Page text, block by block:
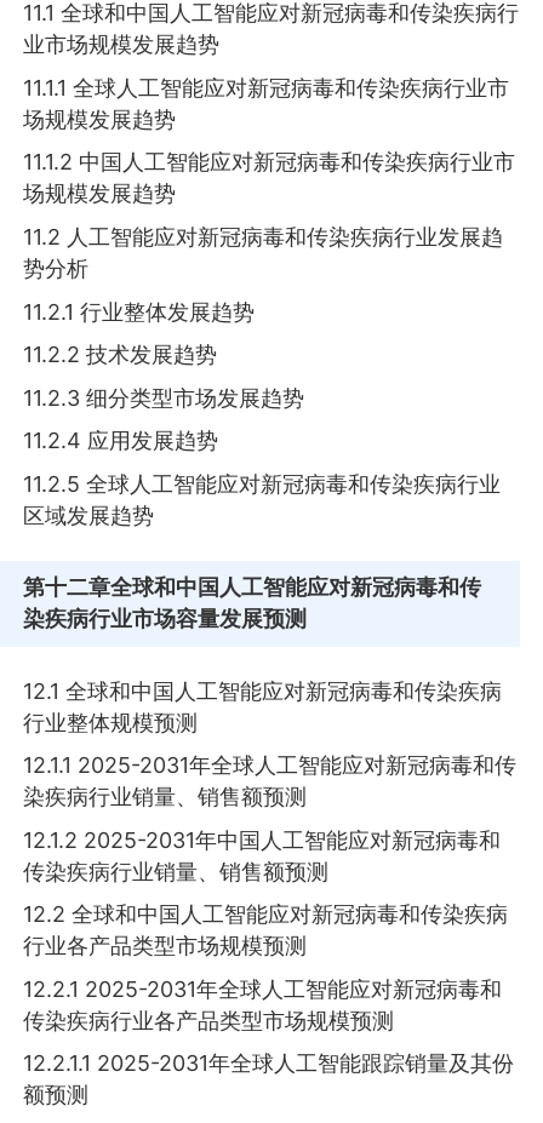
11.1 全球和中国人工智能应对新冠病毒和传染疾病行
业市场规模发展趋势
11.1.1 全球人工智能应对新冠病毒和传染疾病行业市
场规模发展趋势
11.1.2 中国人工智能应对新冠病毒和传染疾病行业市
场规模发展趋势
11.2 人工智能应对新冠病毒和传染疾病行业发展趋
势分析
11.2.1 行业整体发展趋势
11.2.2 技术发展趋势
11.2.3 细分类型市场发展趋势
11.2.4 应用发展趋势
11.2.5 全球人工智能应对新冠病毒和传染疾病行业
区域发展趋势
第十二章全球和中国人工智能应对新冠病毒和传
染疾病行业市场容量发展预测
12.1 全球和中国人工智能应对新冠病毒和传染疾病
行业整体规模预测
12.1.1 2025-2031年全球人工智能应对新冠病毒和传
染疾病行业销量、销售额预测
12.1.2 2025-2031年中国人工智能应对新冠病毒和
传染疾病行业销量、销售额预测
12.2 全球和中国人工智能应对新冠病毒和传染疾病
行业各产品类型市场规模预测
12.2.1 2025-2031年全球人工智能应对新冠病毒和
传染疾病行业各产品类型市场规模预测
12.2.1.1 2025-2031年全球人工智能跟踪销量及其份
额预测